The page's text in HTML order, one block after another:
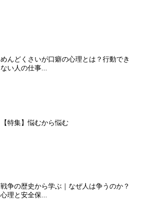
めんどくさいが口癖の心理とは？行動でき
ない人の仕事...
【特集】悩むから悩む
戦争の歴史から学ぶ｜なぜ人は争うのか？
心理と安全保...